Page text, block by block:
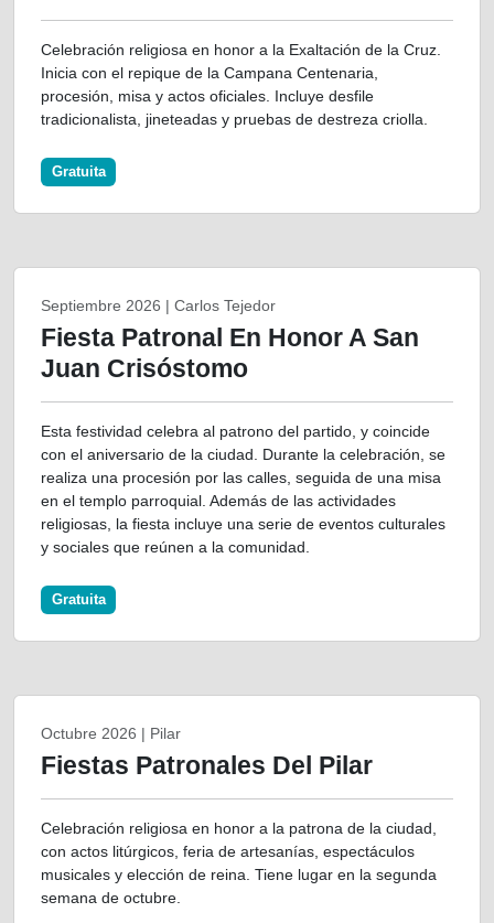
Celebración religiosa en honor a la Exaltación de la Cruz.
Inicia con el repique de la Campana Centenaria,
procesión, misa y actos oficiales. Incluye desfile
tradicionalista, jineteadas y pruebas de destreza criolla.
Gratuita
Septiembre 2026 | Carlos Tejedor
Fiesta Patronal En Honor A San
Juan Crisóstomo
Esta festividad celebra al patrono del partido, y coincide
con el aniversario de la ciudad. Durante la celebración, se
realiza una procesión por las calles, seguida de una misa
en el templo parroquial. Además de las actividades
religiosas, la fiesta incluye una serie de eventos culturales
y sociales que reúnen a la comunidad.
Gratuita
Octubre 2026 | Pilar
Fiestas Patronales Del Pilar
Celebración religiosa en honor a la patrona de la ciudad,
con actos litúrgicos, feria de artesanías, espectáculos
musicales y elección de reina. Tiene lugar en la segunda
semana de octubre.